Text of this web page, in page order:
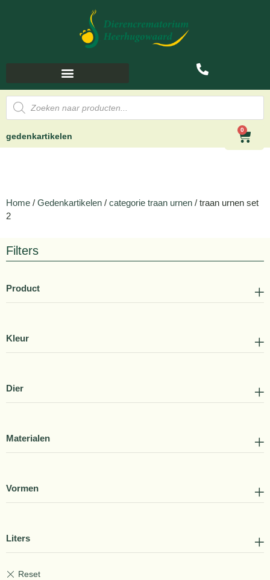
gedenkartikelen
0
Home / Gedenkartikelen / categorie traan urnen / traan urnen set
2
Filters
Product
Kleur
Dier
Materialen
Vormen
Liters